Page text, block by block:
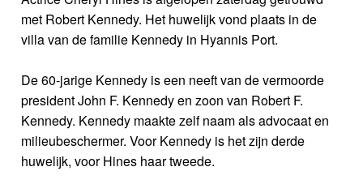
met Robert Kennedy. Het huwelijk vond plaats in de
villa van de familie Kennedy in Hyannis Port.
De 60-jarige Kennedy is een neeft van de vermoorde
president John F. Kennedy en zoon van Robert F.
Kennedy. Kennedy maakte zelf naam als advocaat en
milieubeschermer. Voor Kennedy is het zijn derde
huwelijk, voor Hines haar tweede.